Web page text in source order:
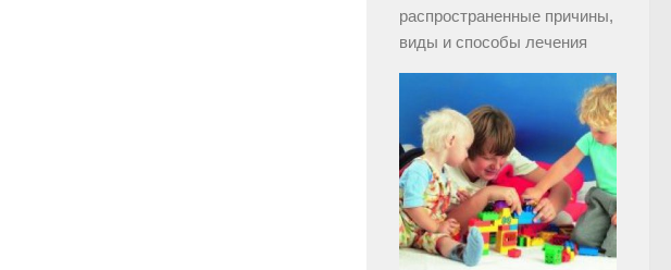
распространенные причины,
виды и способы лечения